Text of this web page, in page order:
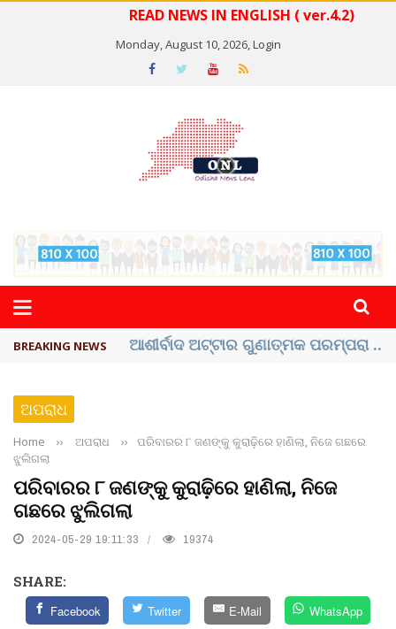
READ NEWS IN ENGLISH ( ver.4.2)
Monday, August 10, 2026,Login
BREAKING NEWS ବେଦାନ୍ତ ଆଲୁମିନିୟର ପ୍ରକଳ୍ପ ସଙ୍ଗମ ...
ଅପରାଧ
Home ›› ଅପରାଧ ››
ପରିବାରର ୮ ଜଣଙ୍କୁ କୁରାଢ଼ିରେ ହାଣିଲା, ନିଜେ ଗଛରେ
ଝୁଲିଗଲା
ପରିବାରର ୮ ଜଣଙ୍କୁ କୁରାଢ଼ିରେ ହାଣିଲା, ନିଜେ
ଗଛରେ ଝୁଲିଗଲା
2024-05-29 19:11:33 19374
SHARE:
Facebook Twitter E-Mail WhatsApp